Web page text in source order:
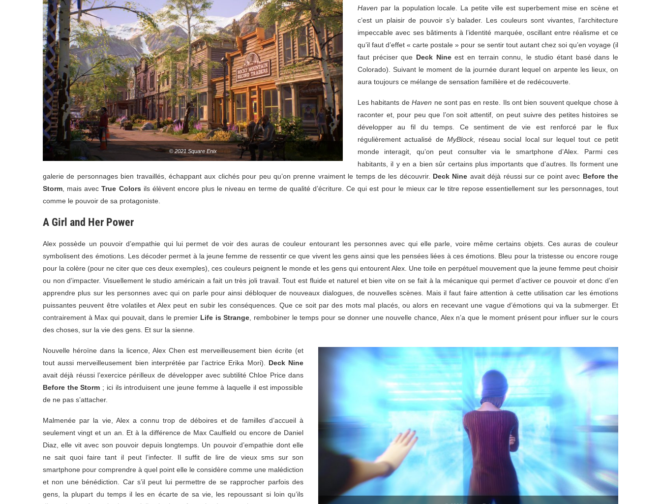
© 2021 Square Enix
Haven par la population locale. La petite ville est superbement mise en scène et
c’est un plaisir de pouvoir s’y balader. Les couleurs sont vivantes, l’architecture
impeccable avec ses bâtiments à l’identité marquée, oscillant entre réalisme et ce
qu’il faut d’effet « carte postale » pour se sentir tout autant chez soi qu’en voyage (il
faut préciser que Deck Nineest en terrain connu, le studio étant basé dans le
Colorado). Suivant le moment de la journée durant lequel on arpente les lieux, on
aura toujours ce mélange de sensation familière et de redécouverte.
Les habitants deHaven ne sont pas en reste. Ils ont bien souvent quelque chose à
raconter et, pour peu que l’on soit attentif, on peut suivre des petites histoires se
développer au fil du temps. Ce sentiment de vie est renforcé par le flux
régulièrement actualisé de MyBlock, réseau social local sur lequel tout ce petit
monde interagit, qu’on peut consulter via le smartphone d’Alex. Parmi ces
habitants, il y en a bien sûr certains plus importants que d’autres. Ils forment une
galerie de personnages bien travaillés, échappant aux clichés pour peu qu’on prenne vraiment le temps de les découvrir. Deck Nine avait déjà réussi sur ce point avec Before the
Storm , mais avec True Colors ils élèvent encore plus le niveau en terme de qualité d’écriture. Ce qui est pour le mieux car le titre repose essentiellement sur les personnages, tout
comme le pouvoir de sa protagoniste.
A Girl and Her Power
Alex possède un pouvoir d’empathie qui lui permet de voir des auras de couleur entourant les personnes avec qui elle parle, voire même certains objets. Ces auras de couleur
symbolisent des émotions. Les décoder permet à la jeune femme de ressentir ce que vivent les gens ainsi que les pensées liées à ces émotions. Bleu pour la tristesse ou encore rouge
pour la colère (pour ne citer que ces deux exemples), ces couleurs peignent le monde et les gens qui entourent Alex. Une toile en perpétuel mouvement que la jeune femme peut choisir
ou non d’impacter. Visuellement le studio américain a fait un très joli travail. Tout est fluide et naturel et bien vite on se fait à la mécanique qui permet d’activer ce pouvoir et donc d’en
apprendre plus sur les personnes avec qui on parle pour ainsi débloquer de nouveaux dialogues, de nouvelles scènes. Mais il faut faire attention à cette utilisation car les émotions
puissantes peuvent être volatiles et Alex peut en subir les conséquences. Que ce soit par des mots mal placés, ou alors en recevant une vague d’émotions qui va la submerger. Et
contrairement à Max qui pouvait, dans le premier Life is Strange , rembobiner le temps pour se donner une nouvelle chance, Alex n’a que le moment présent pour influer sur le cours
des choses, sur la vie des gens. Et sur la sienne.
Nouvelle héroïne dans la licence, Alex Chen est merveilleusement bien écrite (et
tout aussi merveilleusement bien interprétée par l’actrice Erika Mori). Deck Nine
avait déjà réussi l’exercice périlleux de développer avec subtilité Chloe Price dans
Before the Storm ; ici ils introduisent une jeune femme à laquelle il est impossible
de ne pas s’attacher.
Malmenée par la vie, Alex a connu trop de déboires et de familles d’accueil à
seulement vingt et un an. Et à la différence de Max Caulfield ou encore de Daniel
Diaz, elle vit avec son pouvoir depuis longtemps. Un pouvoir d’empathie dont elle
ne sait quoi faire tant il peut l’infecter. Il suffit de lire de vieux sms sur son
smartphone pour comprendre à quel point elle le considère comme une malédiction
et non une bénédiction. Car s’il peut lui permettre de se rapprocher parfois des
gens, la plupart du temps il les en écarte de sa vie, les repoussant si loin qu’ils